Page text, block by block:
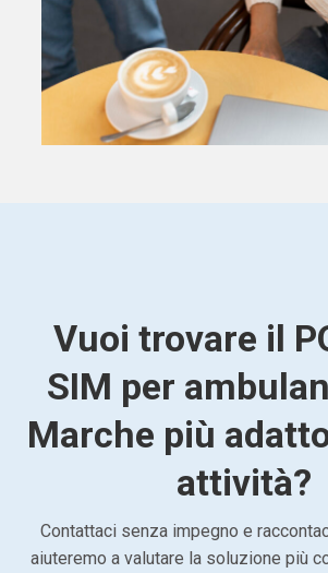
Vuoi trovare il
SIM per
Marche più
attività?
Contattaci senza impegno e
aiuteremo a valutare la soluzione più